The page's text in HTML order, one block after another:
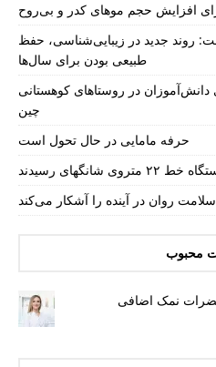
افزایش حجم موهای کدر و بی‌روح
روند جدید در زیبایی‌شناسی، حفظ
طبیعی بودن برای سال‌ها
دانش‌آموزان در روستاهای کوهستانی
چین
حرفه مامایی در حال تحول است
شانگهای رسیدند
روان در آینده را آشکار می‌کند
محبوب
نمک اضافی